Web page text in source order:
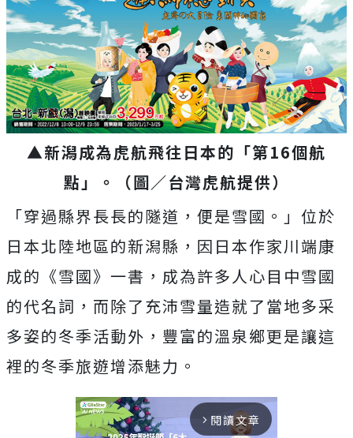
▲新潟成為虎航飛往日本的「第16個航
點」。（圖／台灣虎航提供）
「穿過縣界長長的隧道，便是雪國。」位於
日本北陸地區的新潟縣，因日本作家川端康
成的《雪國》一書，成為許多人心目中雪國
的代名詞，而除了充沛雪量造就了當地多采
多姿的冬季活動外，豐富的溫泉鄉更是讓這
裡的冬季旅遊增添魅力。
arrow_forward_ios 閱讀文章